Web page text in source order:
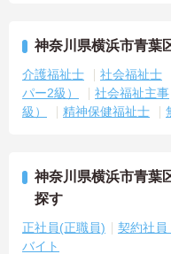
神奈川県横浜市青葉
介護福祉士 社会福祉士
パー2級）
社会福祉主事
級）
精神保健福祉士
神奈川県横浜市青葉
探す
正社員(正職員) 契約社員
バイト